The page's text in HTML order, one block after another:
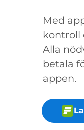
Med
kontroll
Alla
betala
appen.